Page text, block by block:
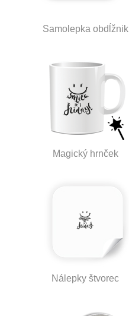
Samolepka obdĺžnik
Magický hrnček
Nálepky štvorec